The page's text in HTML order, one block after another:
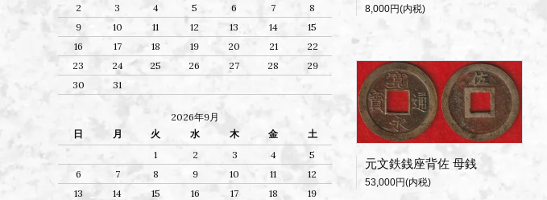
8,000円(内税)
元文鉄銭座背佐 母銭
53,000円(内税)
2
3 4 5 6 7
8
9
10 11 12 13 14
15
16
17 18 19 20 21
22
23
24 25 26 27 28
29
30
31
2026年9月
日
月 火 水 木 金
土
1
2 3 4
5
6
7 8 9 10 11
12
13
14 15 16 17 18
19